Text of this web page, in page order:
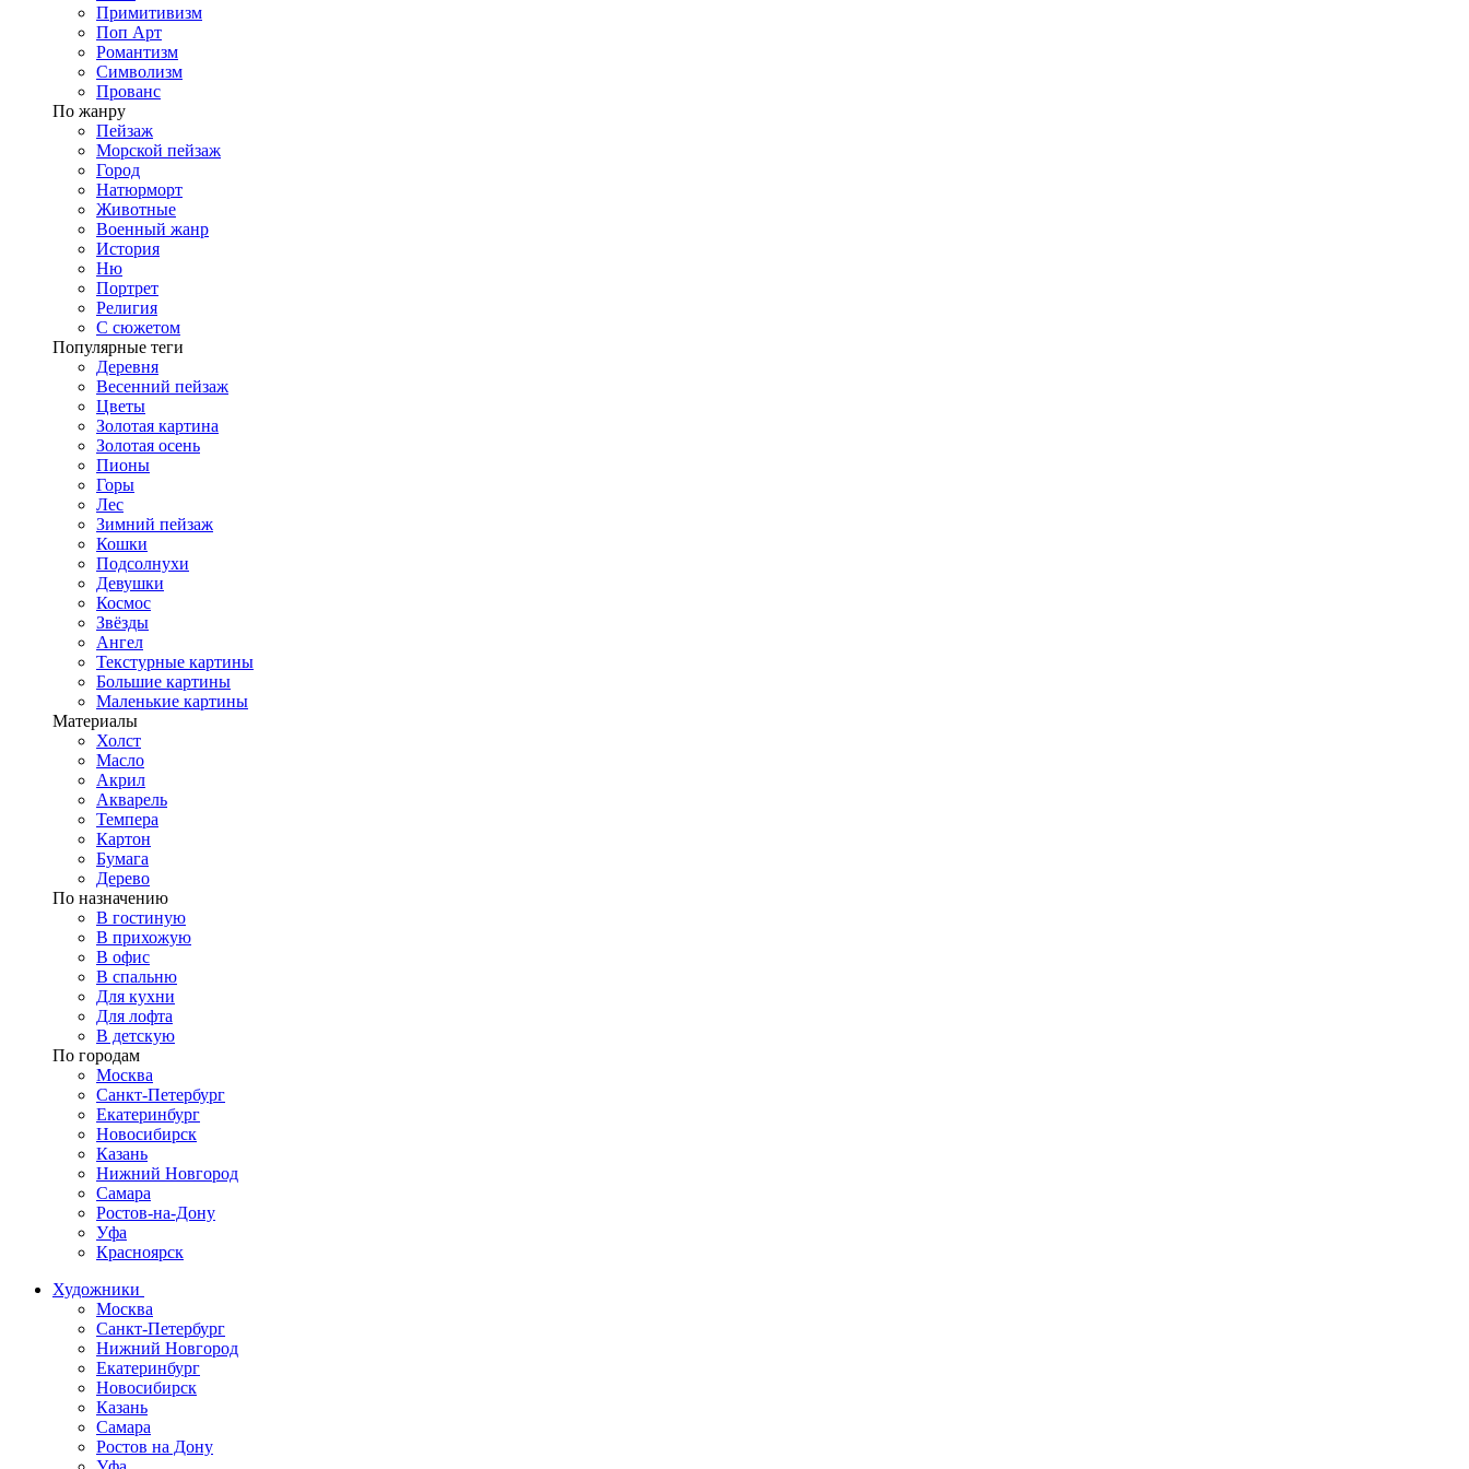
Примитивизм
Поп Арт
Романтизм
Символизм
Прованс
По жанру
Пейзаж
Морской пейзаж
Город
Натюрморт
Животные
Военный жанр
История
Ню
Портрет
Религия
С сюжетом
Популярные теги
Деревня
Весенний пейзаж
Цветы
Золотая картина
Золотая осень
Пионы
Горы
Лес
Зимний пейзаж
Кошки
Подсолнухи
Девушки
Космос
Звёзды
Ангел
Текстурные картины
Большие картины
Маленькие картины
Материалы
Холст
Масло
Акрил
Акварель
Темпера
Картон
Бумага
Дерево
По назначению
В гостиную
В прихожую
В офис
В спальню
Для кухни
Для лофта
В детскую
По городам
Москва
Санкт-Петербург
Екатеринбург
Новосибирск
Казань
Нижний Новгород
Самара
Ростов-на-Дону
Уфа
Красноярск
Художники
Москва
Санкт-Петербург
Нижний Новгород
Екатеринбург
Новосибирск
Казань
Самара
Ростов на Дону